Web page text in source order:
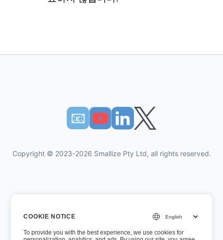
📧︎
Copyright © 2023-2026 Smallize Pty Ltd, all rights reserved.
개인 정보 정책
경영진 액세스
COOKIE NOTICE
To provide you with the best experience, we use cookies for